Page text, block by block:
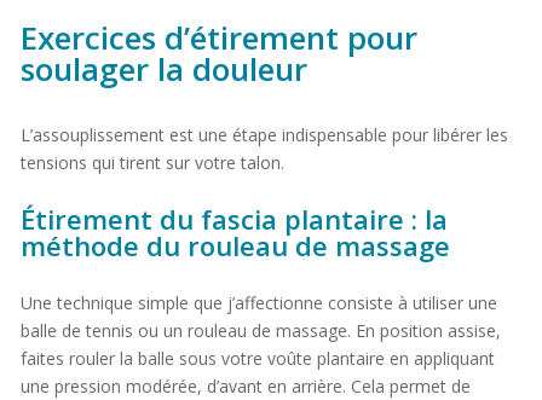
Exercices d’étirement pour
soulager la douleur
L’assouplissement est une étape indispensable pour libérer les
tensions qui tirent sur votre talon.
Étirement du fascia plantaire : la
méthode du rouleau de massage
Une technique simple que j’affectionne consiste à utiliser une
balle de tennis ou un rouleau de massage. En position assise,
faites rouler la balle sous votre voûte plantaire en appliquant
une pression modérée, d’avant en arrière. Cela permet de